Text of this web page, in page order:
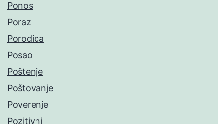
Ponos
Poraz
Porodica
Posao
Poštenje
Poštovanje
Poverenje
Pozitivni